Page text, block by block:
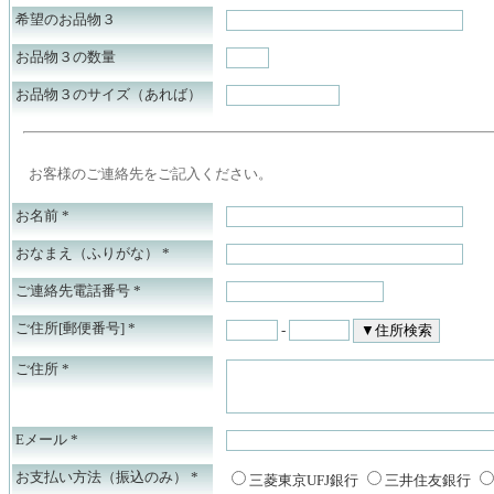
希望のお品物３
お品物３の数量
お品物３のサイズ（あれば）
お客様のご連絡先をご記入ください。
お名前 *
おなまえ（ふりがな） *
ご連絡先電話番号 *
ご住所[郵便番号] * -
ご住所 *
Eメール *
お支払い方法（振込のみ） * 三菱東京UFJ銀行 三井住友銀行